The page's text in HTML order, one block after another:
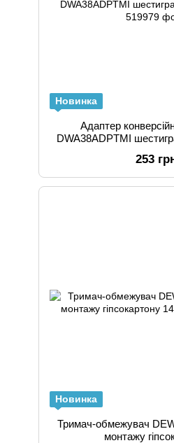
Новинка
Адаптер
253
Новинка
Тримач-обмежувач
монтажу